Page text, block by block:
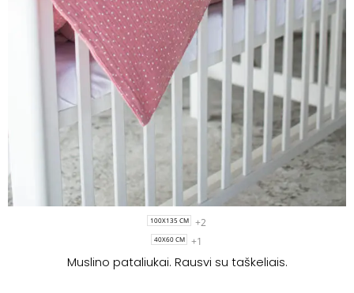
100X135 CM +2
40X60 CM +1
Muslino pataliukai. Rausvi su taškeliais.